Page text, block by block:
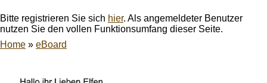
Bitte registrieren Sie sich hier. Als angemeldeter Benutzer
nutzen Sie den vollen Funktionsumfang dieser Seite.
Home » eBoard